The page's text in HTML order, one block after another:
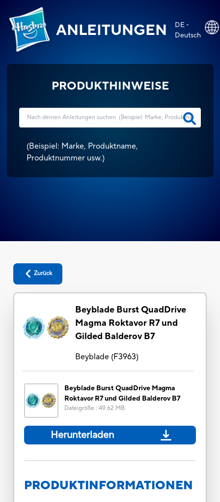
ANLEITUNGEN
DE -
Deutsch
PRODUKTHINWEISE
(Beispiel: Marke, Produktname,
Produktnummer usw.)
Zurück
Beyblade Burst QuadDrive
Magma Roktavor R7 und
Gilded Balderov B7
Beyblade(F3963)
Beyblade Burst QuadDrive Magma
Roktavor R7 und Gilded Balderov B7
Dateigröße : 49.62 MB
Herunterladen
PRODUKTINFORMATIONEN